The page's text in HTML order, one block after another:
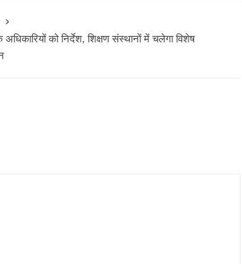
अधिकारियों को निर्देश, शिक्षण संस्थानों में चलेगा विशेष